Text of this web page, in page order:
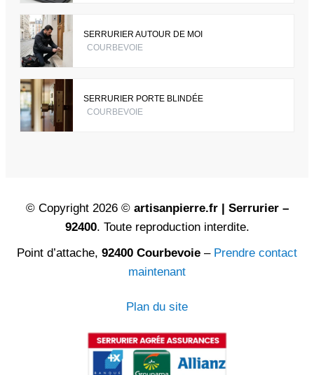
SERRURIER AUTOUR DE MOI
COURBEVOIE
SERRURIER PORTE BLINDÉE
COURBEVOIE
© Copyright 2026 © artisanpierre.fr | Serrurier –
92400. Toute reproduction interdite.
Point d’attache, 92400 Courbevoie – Prendre contact
maintenant
Plan du site